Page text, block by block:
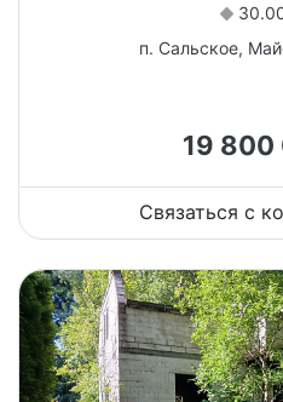
п. Сальское,
19 800
Связаться с